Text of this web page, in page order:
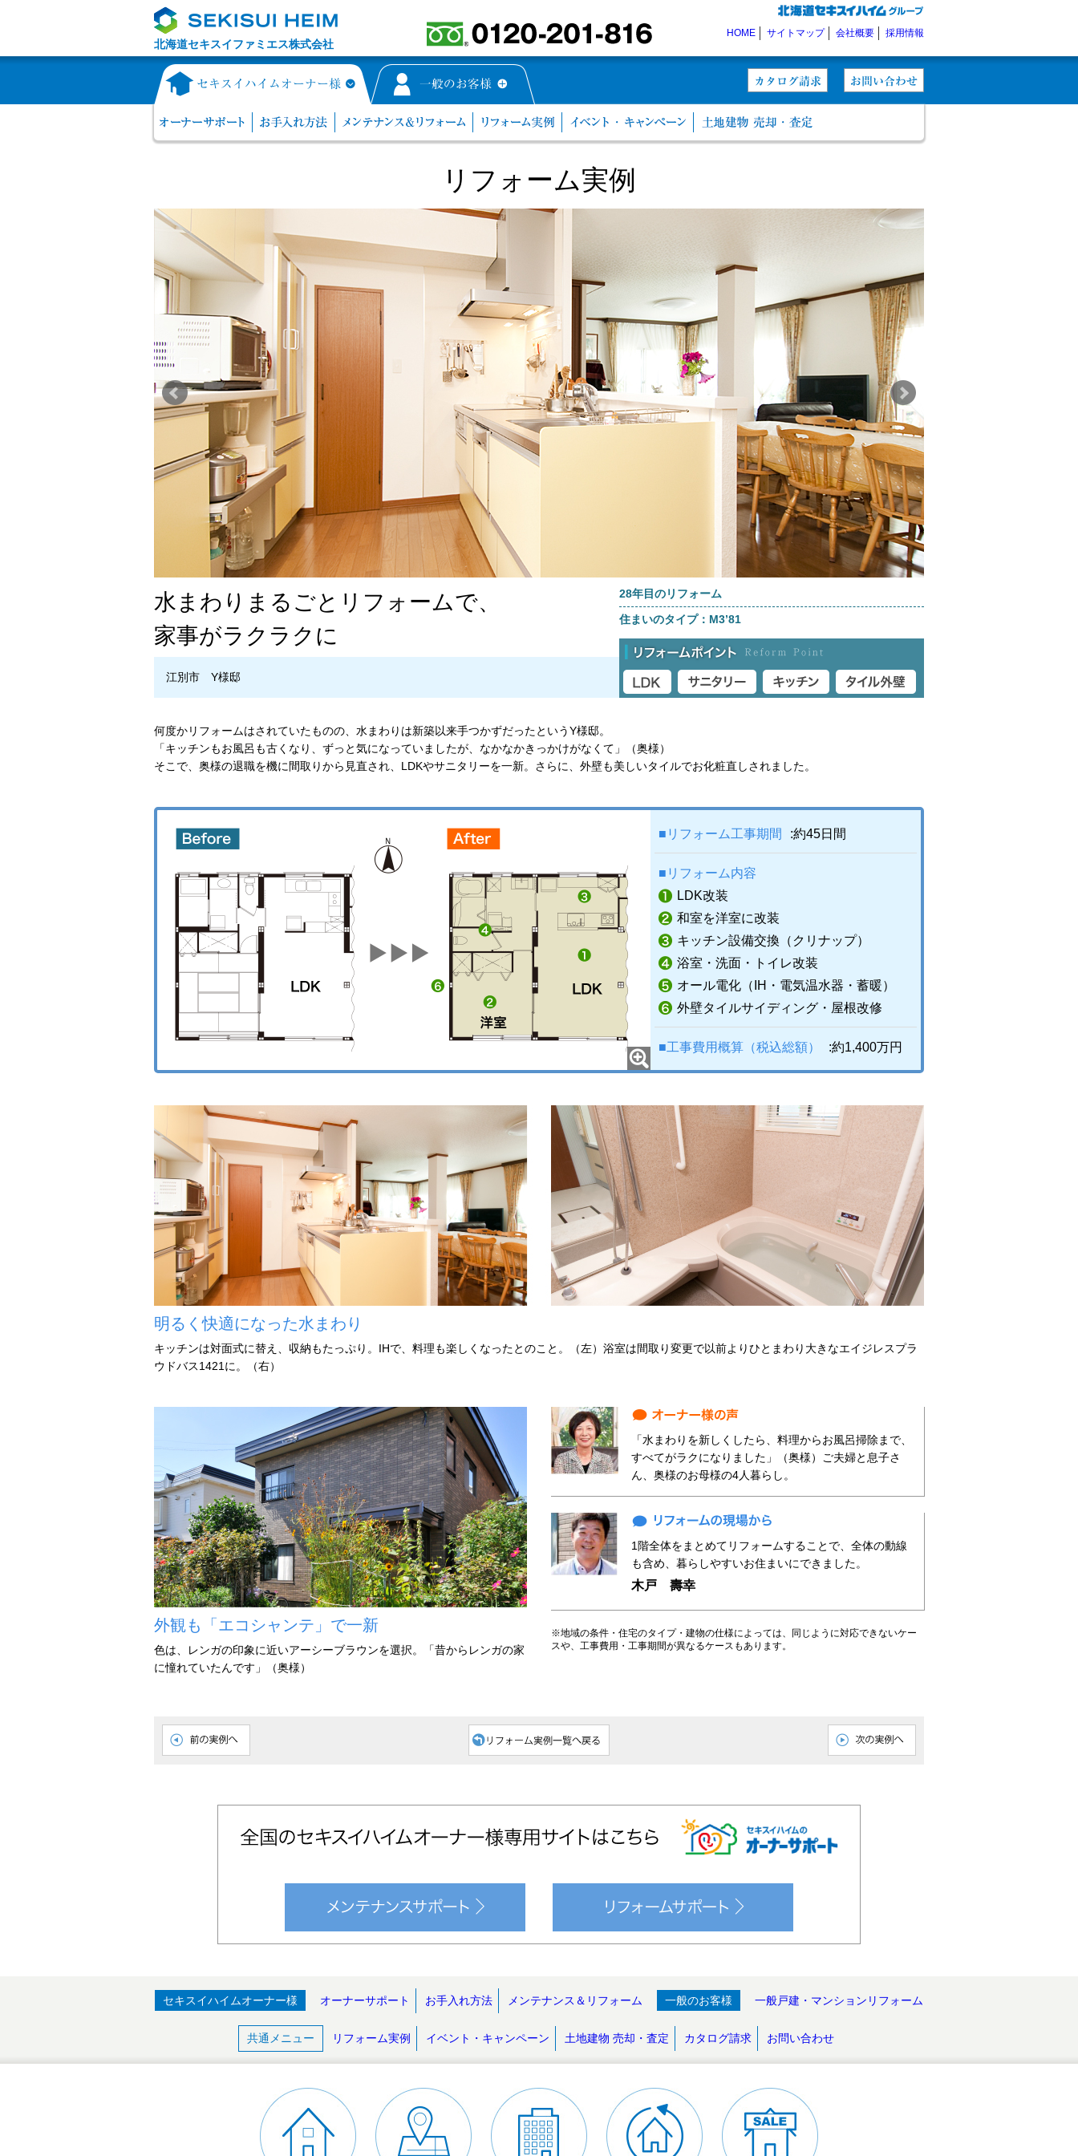
北海道セキスイファミエス株式会社
HOME サイトマップ 会社概要 採用情報
リフォーム実例
水まわりまるごとリフォームで、
家事がラクラクに
江別市 Y様邸
28年目のリフォーム
住まいのタイプ：M3’81
何度かリフォームはされていたものの、水まわりは新築以来手つかずだったというY様邸。
「キッチンもお風呂も古くなり、ずっと気になっていましたが、なかなかきっかけがなくて」（奥様）
そこで、奥様の退職を機に間取りから見直され、LDKやサニタリーを一新。さらに、外壁も美しいタイルでお化粧直しされました。
■リフォーム工事期間 :約45日間
■リフォーム内容
LDK改装
和室を洋室に改装
キッチン設備交換（クリナップ）
浴室・洗面・トイレ改装
オール電化（IH・電気温水器・蓄暖）
外壁タイルサイディング・屋根改修
■工事費用概算（税込総額） :約1,400万円
明るく快適になった水まわり
キッチンは対面式に替え、収納もたっぷり。IHで、料理も楽しくなったとのこと。（左）浴室は間取り変更で以前よりひとまわり大きなエイジレスプラ
ウドバス1421に。（右）
外観も「エコシャンテ」で一新
色は、レンガの印象に近いアーシーブラウンを選択。「昔からレンガの家
に憧れていたんです」（奥様）
「水まわりを新しくしたら、料理からお風呂掃除まで、
すべてがラクになりました」（奥様）ご夫婦と息子さ
ん、奥様のお母様の4人暮らし。
1階全体をまとめてリフォームすることで、全体の動線
も含め、暮らしやすいお住まいにできました。
木戸 壽幸
※地域の条件・住宅のタイプ・建物の仕様によっては、同じように対応できないケー
スや、工事費用・工事期間が異なるケースもあります。
セキスイハイムオーナー様 オーナーサポート お手入れ方法 メンテナンス＆リフォーム 一般のお客様 一般戸建・マンションリフォーム
共通メニュー リフォーム実例 イベント・キャンペーン 土地建物 売却・査定 カタログ請求 お問い合わせ